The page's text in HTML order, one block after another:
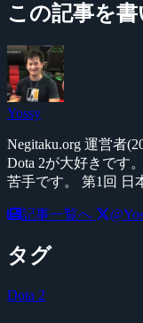
この記事を書
Yossy
Negitaku.org 運営者
Dota 2が大好きです
苦手です。 第1回 日
記事一覧へ
タグ
Dota 2